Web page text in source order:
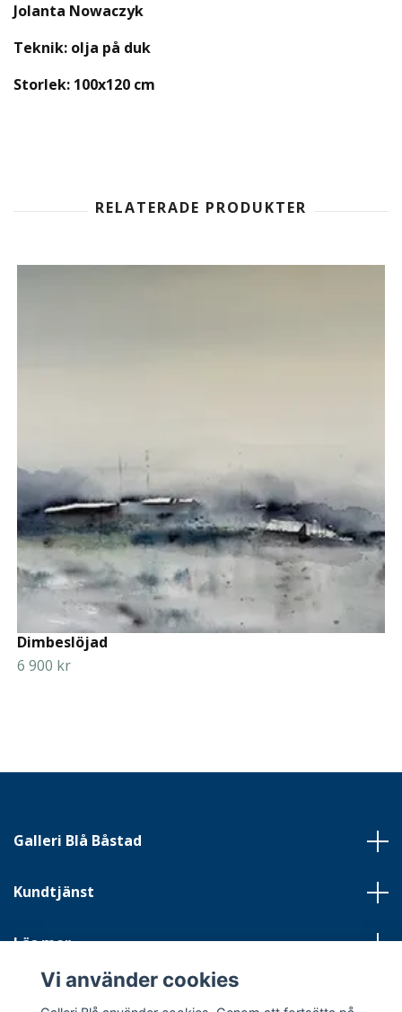
Jolanta Nowaczyk
Teknik: olja på duk
Storlek: 100x120 cm
Dimbeslöjad
6 900 kr
Galleri Blå Båstad
Kundtjänst
Läs mer
Sociala medier
Vi använder cookies